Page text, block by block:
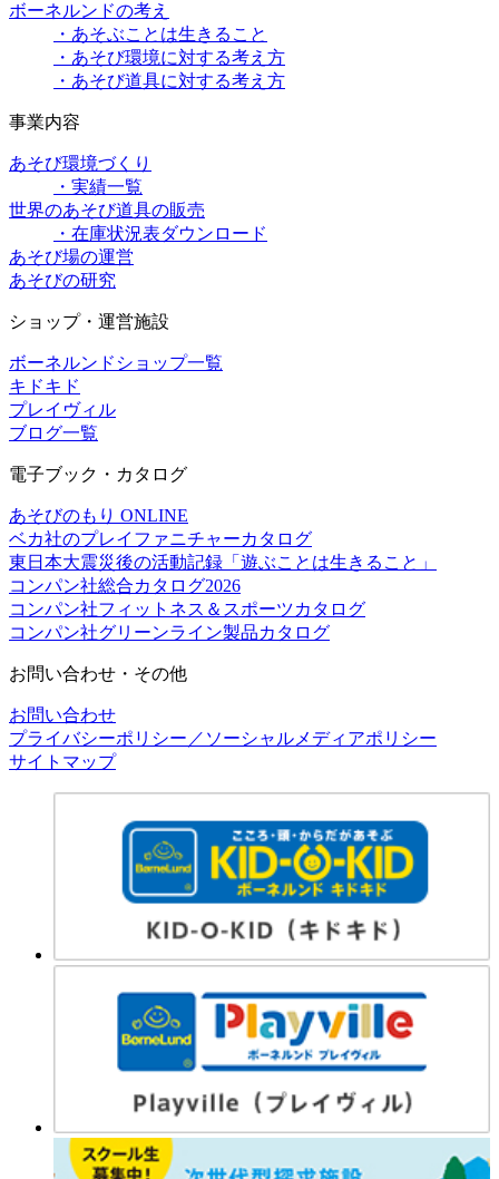
ボーネルンドの考え
・あそぶことは生きること
・あそび環境に対する考え方
・あそび道具に対する考え方
事業内容
あそび環境づくり
・実績一覧
世界のあそび道具の販売
・在庫状況表ダウンロード
あそび場の運営
あそびの研究
ショップ・運営施設
ボーネルンドショップ一覧
キドキド
プレイヴィル
ブログ一覧
電子ブック・カタログ
あそびのもり ONLINE
ベカ社のプレイファニチャーカタログ
東日本大震災後の活動記録「遊ぶことは生きること」
コンパン社総合カタログ2026
コンパン社フィットネス＆スポーツカタログ
コンパン社グリーンライン製品カタログ
お問い合わせ・その他
お問い合わせ
プライバシーポリシー／ソーシャルメディアポリシー
サイトマップ